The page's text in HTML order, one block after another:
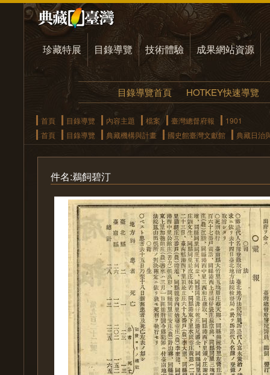
珍藏特展 目錄導覽 技術體驗 成果網站資源
目錄導覽首頁 HOTKEY快速導覽
首頁 目錄導覽 內容主題 檔案 臺灣總督府報
1901
首頁
目錄導覽 典藏機構與計畫 國史館臺灣文獻館 典藏日治
件名:鵜飼碧汀